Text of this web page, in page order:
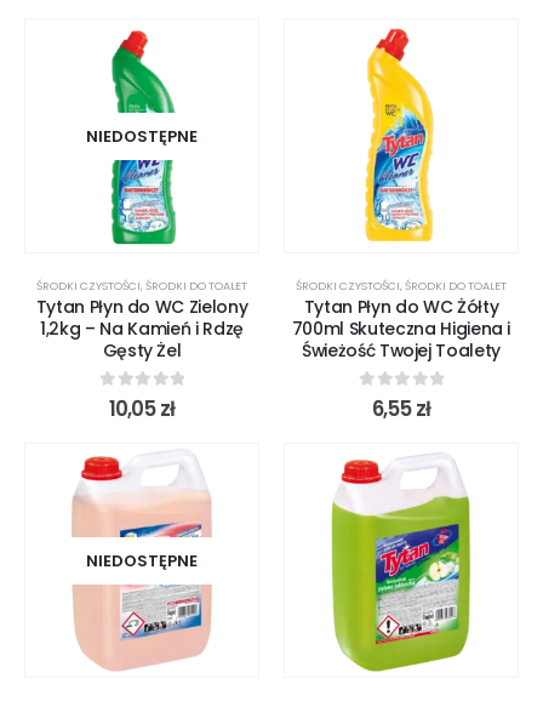
NIEDOSTĘPNE
ŚRODKI CZYSTOŚCI,ŚRODKI DO TOALET
Tytan Płyn do WC Zielony
1,2kg – Na Kamień i Rdzę
Gęsty Żel
out of 5
10,05zł
ŚRODKI CZYSTOŚCI,ŚRODKI DO TOALET
Tytan Płyn do WC Żółty
700ml Skuteczna Higiena i
Świeżość Twojej Toalety
out of 5
6,55zł
NIEDOSTĘPNE